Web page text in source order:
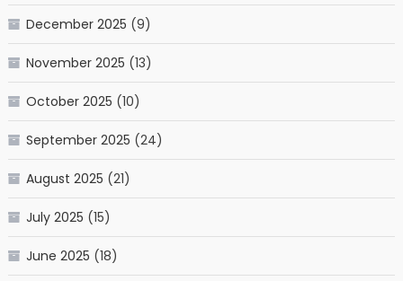
December 2025 (9)
November 2025 (13)
October 2025 (10)
September 2025 (24)
August 2025 (21)
July 2025 (15)
June 2025 (18)